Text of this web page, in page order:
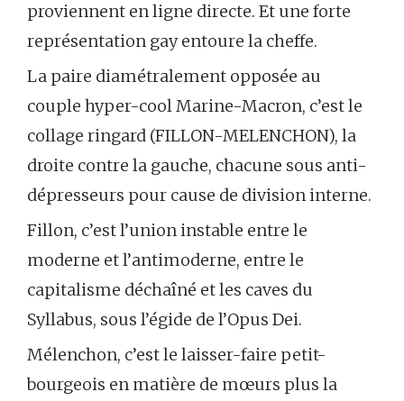
proviennent en ligne directe. Et une forte
représentation gay entoure la cheffe.
La paire diamétralement opposée au
couple hyper-cool Marine-Macron, c’est le
collage ringard (FILLON-MELENCHON), la
droite contre la gauche, chacune sous anti-
dépresseurs pour cause de division interne.
Fillon, c’est l’union instable entre le
moderne et l’antimoderne, entre le
capitalisme déchaîné et les caves du
Syllabus, sous l’égide de l’Opus Dei.
Mélenchon, c’est le laisser-faire petit-
bourgeois en matière de mœurs plus la